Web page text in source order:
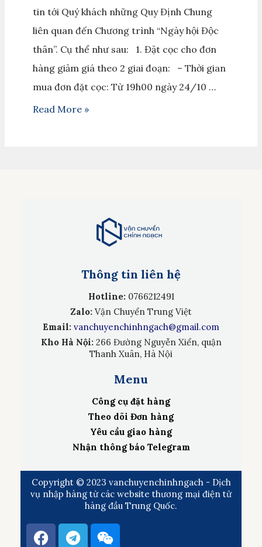
tin tới Quý khách những Quy Định Chung
liên quan đến Chương trình “Ngày hội Độc
thân”. Cụ thể như sau: 1. Đặt cọc cho đơn
hàng giảm giá theo 2 giai đoạn: – Thời gian
mua đơn đặt cọc: Từ 19h00 ngày 24/10 …
Read More »
Thông tin liên hệ
Hotline: 0766212491
Zalo: Vận Chuyển Trung Việt
Email: vanchuyenchinhngach@gmail.com
Kho Hà Nội: 266 Đường Nguyễn Xiển, quận
Thanh Xuân, Hà Nội
Menu
Công cụ đặt hàng
Theo dõi Đơn hàng
Yêu cầu giao hàng
Nhận thông báo Telegram
Copyright © 2023 vanchuyenchinhngach - Dịch
vụ nhập hàng từ các website thương mại điện tử
hàng đầu Trung Quốc.